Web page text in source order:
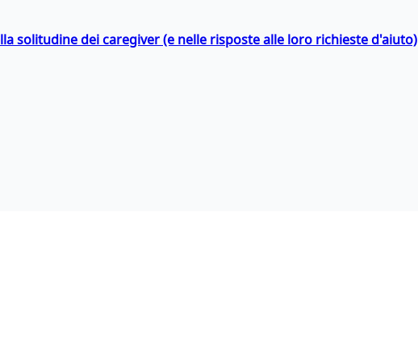
solitudine dei caregiver (e nelle risposte alle loro richieste d'aiuto)